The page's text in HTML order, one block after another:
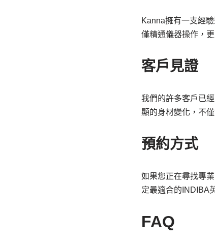
Kanna擁有一支經
僅精通儀器操作，
客戶見證
我們的許多客戶已
顯的身材變化，不
預約方式
如果您正在尋找專
定最適合的INDIBA
FAQ